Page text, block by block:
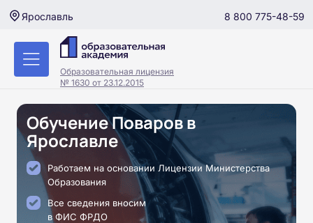
Ярославль 8 800 775-48-59
Образовательная лицензия
№ 1630 от 23.12.2015
Обучение Поваров в
Ярославле
Работаем на основании Лицензии Министерства
Образования
Все сведения вносим
в ФИС ФРДО